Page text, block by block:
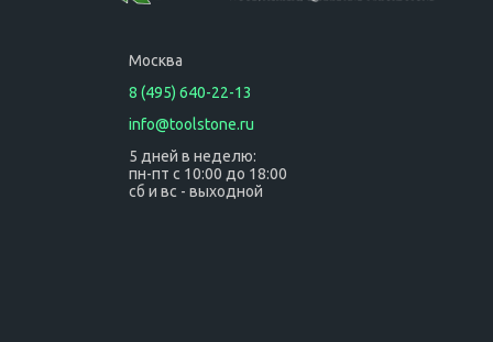
Москва
8 (495) 640-22-13
info@toolstone.ru
5 дней в неделю:
пн-пт с 10:00 до 18:00
сб и вс - выходной